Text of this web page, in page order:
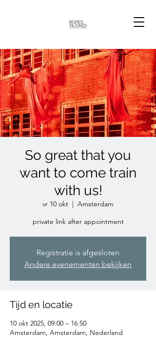
So great that you
want to come train
with us!
vr 10 okt
  |
Amsterdam
private link after appointment
Registratie is afgesloten
Andere evenementen bekijken
Tijd en locatie
10 okt 2025, 09:00 – 16:50
Amsterdam, Amsterdam, Nederland